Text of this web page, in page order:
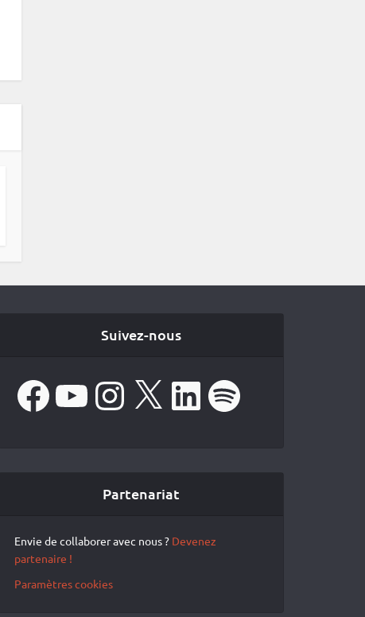
Suivez-nous
FacebookYouTube Instagram
X LinkedIn Spotify
Partenariat
Envie de collaborer avec nous ? Devenez
partenaire !
Paramètres cookies